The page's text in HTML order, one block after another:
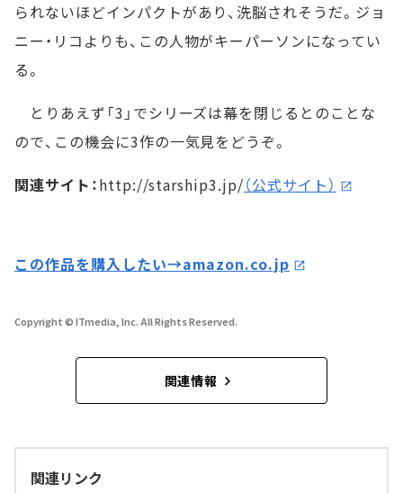
られないほどインパクトがあり、洗脳されそうだ。ジョ
ニー・リコよりも、この人物がキーパーソンになってい
る。
とりあえず「3」でシリーズは幕を閉じるとのことな
ので、この機会に3作の一気見をどうぞ。
関連サイト：http://starship3.jp/（公式サイト）
この作品を購入したい→amazon.co.jp
Copyright © ITmedia, Inc. All Rights Reserved.
関連情報
関連リンク